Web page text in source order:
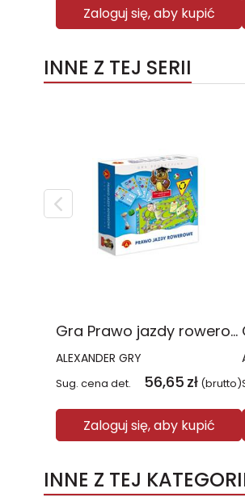
Zaloguj się, aby kupić
INNE Z TEJ SERII
Gra Prawo jazdy rowerowe sowa mądra głowa 0351
ALEXANDER GRY
Sug. cena det. 56,65 zł (brutto)
Zaloguj się, aby kupić
INNE Z TEJ